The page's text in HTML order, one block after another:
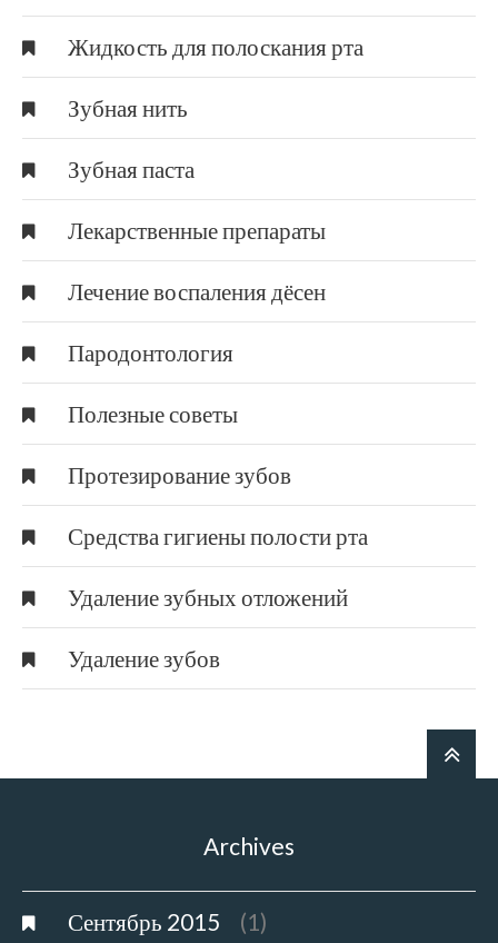
Жидкость для полоскания рта
Зубная нить
Зубная паста
Лекарственные препараты
Лечение воспаления дёсен
Пародонтология
Полезные советы
Протезирование зубов
Средства гигиены полости рта
Удаление зубных отложений
Удаление зубов
Archives
Сентябрь 2015 (1)